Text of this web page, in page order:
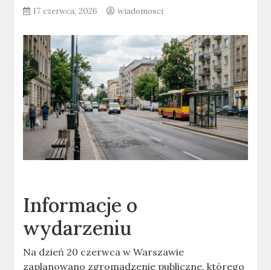
17 czerwca, 2026 wiadomosci
Informacje o
wydarzeniu
Na dzień 20 czerwca w Warszawie
zaplanowano zgromadzenie publiczne, którego